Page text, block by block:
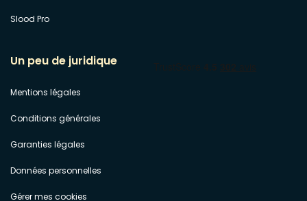
Slood Pro
Un peu de juridique
Mentions légales
Conditions générales
Garanties légales
Données personnelles
Gérer mes cookies